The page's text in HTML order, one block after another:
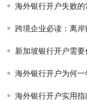
海外银行开户失败
跨境企业必读：离
新加坡银行开户需
海外银行开户为何一年
海外银行开户实用指